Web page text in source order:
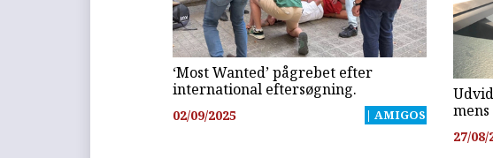
‘Most Wanted’ pågrebet efter
international eftersøgning.
02/09/2025 | AMIGOS
27/08/